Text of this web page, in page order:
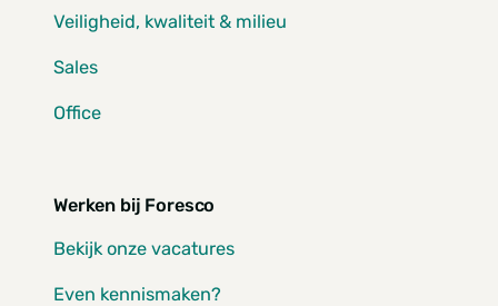
Veiligheid, kwaliteit & milieu
Sales
Office
Werken bij Foresco
Bekijk onze vacatures
Even kennismaken?